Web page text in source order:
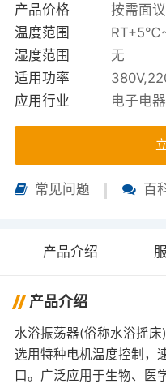
产品价格
按需面议
温度范围
湿度范围
无
适用功率
应用行业
电子电
常见问题 百
产品介绍
产品介绍
水浴振荡器(俗称水浴摇床
选用特种电机温度控制，
口。广泛应用于生物、医